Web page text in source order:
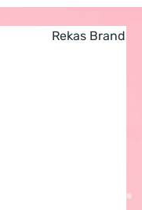
Rekas Brand